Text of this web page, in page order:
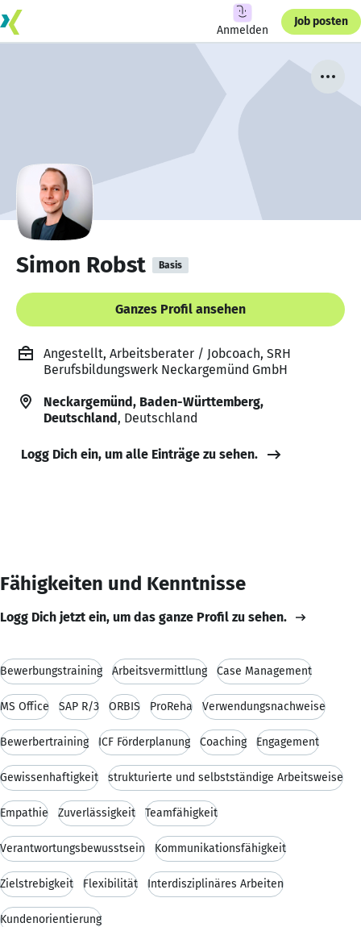
Anmelden
Job posten
Simon Robst Basis
Ganzes Profil ansehen
Angestellt, Arbeitsberater / Jobcoach, SRH
Berufsbildungswerk Neckargemünd GmbH
Neckargemünd, Baden-Württemberg,
Deutschland, Deutschland
Logg Dich ein, um alle Einträge zu sehen.
Fähigkeiten und Kenntnisse
Logg Dich jetzt ein, um das ganze Profil zu sehen.
Bewerbungstraining Arbeitsvermittlung Case Management
MS Office SAP R/3 ORBIS ProReha Verwendungsnachweise
Bewerbertraining ICF Förderplanung Coaching Engagement
Gewissenhaftigkeit strukturierte und selbstständige Arbeitsweise
Empathie Zuverlässigkeit Teamfähigkeit
Verantwortungsbewusstsein Kommunikationsfähigkeit
Zielstrebigkeit Flexibilität Interdisziplinäres Arbeiten
Kundenorientierung